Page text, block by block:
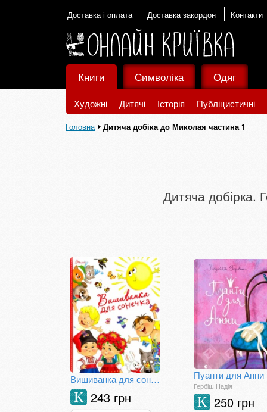
Доставка і оплата Доставка закордон Контакти
Книги
Художні Дитячі Історія Публіцистичні
Символіка Одяг
Головна Дитяча добіка до Миколая частина 1
Дитяча добірка.
Вишиванка для сонечка
243 грн
К
Пуанти для Анни
Гербіш Надія
250 грн
К